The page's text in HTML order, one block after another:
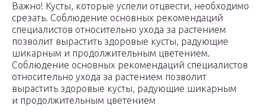
Важно! Кусты, которые успели отцвести, необходимо
срезать. Соблюдение основных рекомендаций
специалистов относительно ухода за растением
позволит вырастить здоровые кусты, радующие
шикарным и продолжительным цветением.
Соблюдение основных рекомендаций специалистов
относительно ухода за растением позволит
вырастить здоровые кусты, радующие шикарным
и продолжительным цветением